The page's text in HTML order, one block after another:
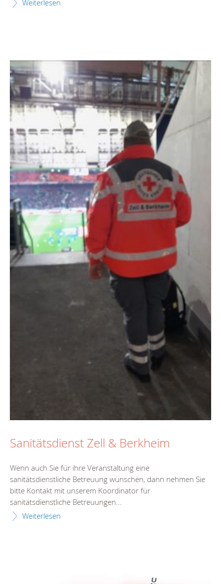
Weiterlesen
Sanitätsdienst Zell & Berkheim
Wenn auch Sie für ihre Veranstaltung eine
sanitätsdienstliche Betreuung wünschen, dann nehmen Sie
bitte Kontakt mit unserem Koordinator für
sanitätsdienstliche Betreuungen...
Weiterlesen